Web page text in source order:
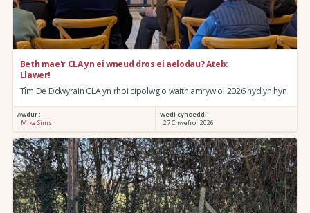
Beth mae'r CLA yn ei wneud dros ei aelodau? Ateb:
Llawer!
Tîm De Ddwyrain CLA yn rhoi cipolwg o waith amrywiol 2026 hyd yn hyn
Awdur :
Mike Sims
Wedi cyhoeddi:
27 Chwefror 2026